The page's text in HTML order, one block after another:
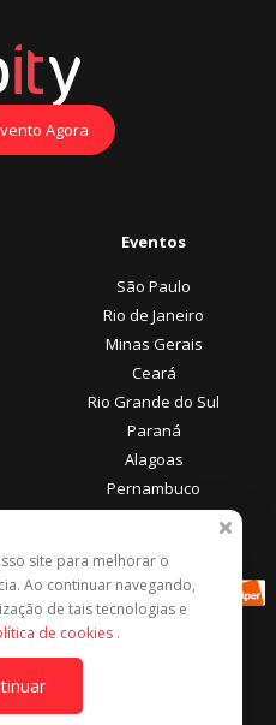
Agora
Eventos
São Paulo
Rio de Janeiro
Minas Gerais
Ceará
Rio Grande do Sul
Paraná
Alagoas
Pernambuco
Formas de Pagamento
site para melhorar o
Ao continuar navegando,
de tais tecnologias e
de cookies .